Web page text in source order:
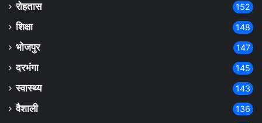
रोहतास 152
शिक्षा 148
भोजपुर 147
दरभंगा 145
स्वास्थ्य 143
वैशाली 136